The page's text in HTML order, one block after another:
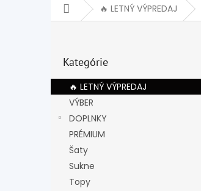
Domov🔥 LETNÝ VÝPREDAJ
ý
p
kategórie
Kategórie
🔥 LETNÝ VÝPREDAJ
VÝBER
DOPLNKY
PRÉMIUM
Šaty
Sukne
Topy